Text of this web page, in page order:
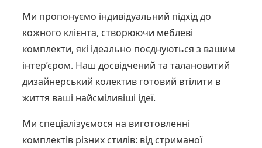
Ми пропонуємо індивідуальний підхід до
кожного клієнта, створюючи меблеві
комплекти, які ідеально поєднуються з вашим
інтер’єром. Наш досвідчений та талановитий
дизайнерський колектив готовий втілити в
життя ваші найсміливіші ідеї.
Ми спеціалізуємося на виготовленні
комплектів різних стилів: від стриманої